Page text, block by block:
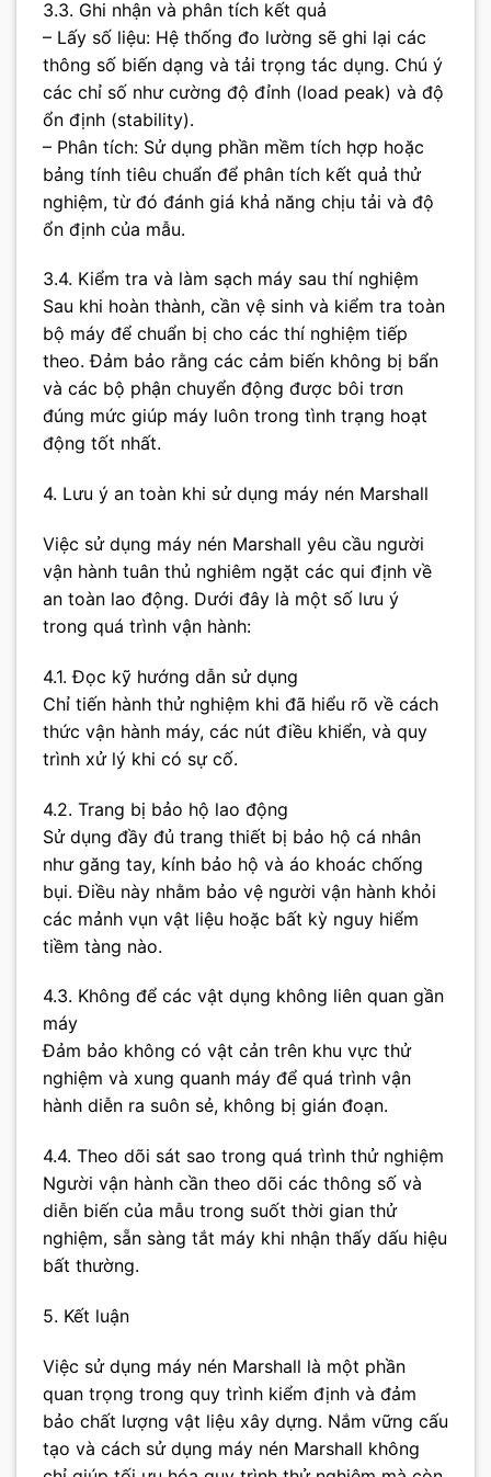
3.3. Ghi nhận và phân tích kết quả
– Lấy số liệu: Hệ thống đo lường sẽ ghi lại các
thông số biến dạng và tải trọng tác dụng. Chú ý
các chỉ số như cường độ đỉnh (load peak) và độ
ổn định (stability).
– Phân tích: Sử dụng phần mềm tích hợp hoặc
bảng tính tiêu chuẩn để phân tích kết quả thử
nghiệm, từ đó đánh giá khả năng chịu tải và độ
ổn định của mẫu.
3.4. Kiểm tra và làm sạch máy sau thí nghiệm
Sau khi hoàn thành, cần vệ sinh và kiểm tra toàn
bộ máy để chuẩn bị cho các thí nghiệm tiếp
theo. Đảm bảo rằng các cảm biến không bị bẩn
và các bộ phận chuyển động được bôi trơn
đúng mức giúp máy luôn trong tình trạng hoạt
động tốt nhất.
4. Lưu ý an toàn khi sử dụng máy nén Marshall
Việc sử dụng máy nén Marshall yêu cầu người
vận hành tuân thủ nghiêm ngặt các qui định về
an toàn lao động. Dưới đây là một số lưu ý
trong quá trình vận hành:
4.1. Đọc kỹ hướng dẫn sử dụng
Chỉ tiến hành thử nghiệm khi đã hiểu rõ về cách
thức vận hành máy, các nút điều khiển, và quy
trình xử lý khi có sự cố.
4.2. Trang bị bảo hộ lao động
Sử dụng đầy đủ trang thiết bị bảo hộ cá nhân
như găng tay, kính bảo hộ và áo khoác chống
bụi. Điều này nhằm bảo vệ người vận hành khỏi
các mảnh vụn vật liệu hoặc bất kỳ nguy hiểm
tiềm tàng nào.
4.3. Không để các vật dụng không liên quan gần
máy
Đảm bảo không có vật cản trên khu vực thử
nghiệm và xung quanh máy để quá trình vận
hành diễn ra suôn sẻ, không bị gián đoạn.
4.4. Theo dõi sát sao trong quá trình thử nghiệm
Người vận hành cần theo dõi các thông số và
diễn biến của mẫu trong suốt thời gian thử
nghiệm, sẵn sàng tắt máy khi nhận thấy dấu hiệu
bất thường.
5. Kết luận
Việc sử dụng máy nén Marshall là một phần
quan trọng trong quy trình kiểm định và đảm
bảo chất lượng vật liệu xây dựng. Nắm vững cấu
tạo và cách sử dụng máy nén Marshall không